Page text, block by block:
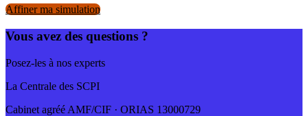
Affiner ma simulation
Vous avez des questions ?
Posez-les à nos experts
La Centrale des SCPI
Cabinet agréé AMF/CIF · ORIAS 13000729